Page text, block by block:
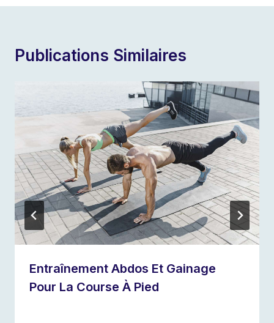
Publications Similaires
Entraînement Abdos Et Gainage
Pour La Course À Pied